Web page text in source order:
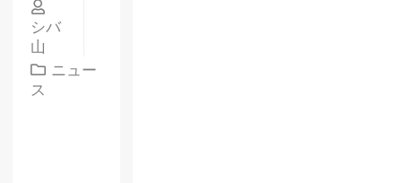
シバ
山
ニュー
ス